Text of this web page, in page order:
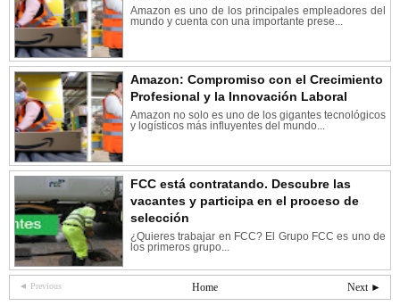
Amazon es uno de los principales empleadores del
mundo y cuenta con una importante prese...
Amazon: Compromiso con el Crecimiento
Profesional y la Innovación Laboral
Amazon no solo es uno de los gigantes tecnológicos
y logísticos más influyentes del mundo...
FCC está contratando. Descubre las
vacantes y participa en el proceso de
selección
¿Quieres trabajar en FCC? El Grupo FCC es uno de
los primeros grupo...
◄ Previous Next ►
Home